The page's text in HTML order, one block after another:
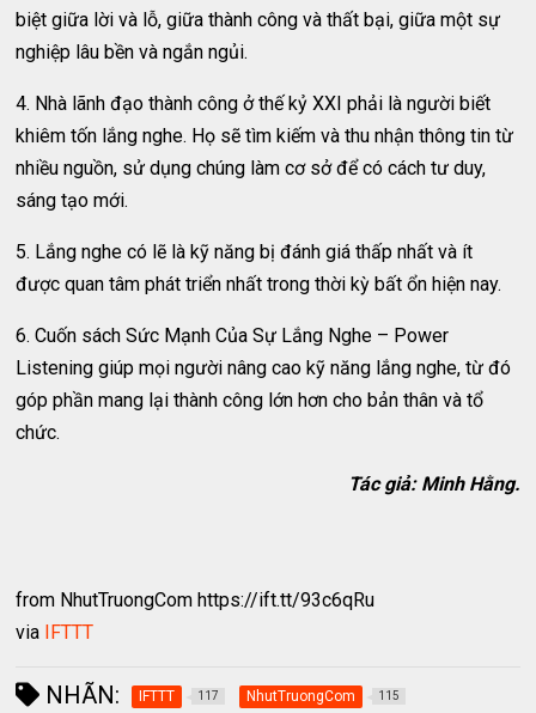
biệt giữa lời và lỗ, giữa thành công và thất bại, giữa một sự
nghiệp lâu bền và ngắn ngủi.
4. Nhà lãnh đạo thành công ở thế kỷ XXI phải là người biết
khiêm tốn lắng nghe. Họ sẽ tìm kiếm và thu nhận thông tin từ
nhiều nguồn, sử dụng chúng làm cơ sở để có cách tư duy,
sáng tạo mới.
5. Lắng nghe có lẽ là kỹ năng bị đánh giá thấp nhất và ít
được quan tâm phát triển nhất trong thời kỳ bất ổn hiện nay.
6. Cuốn sách Sức Mạnh Của Sự Lắng Nghe – Power
Listening giúp mọi người nâng cao kỹ năng lắng nghe, từ đó
góp phần mang lại thành công lớn hơn cho bản thân và tổ
chức.
Tác giả: Minh Hằng.
from NhutTruongCom https://ift.tt/93c6qRu
via IFTTT
NHÃN: IFTTT 117 NhutTruongCom 115